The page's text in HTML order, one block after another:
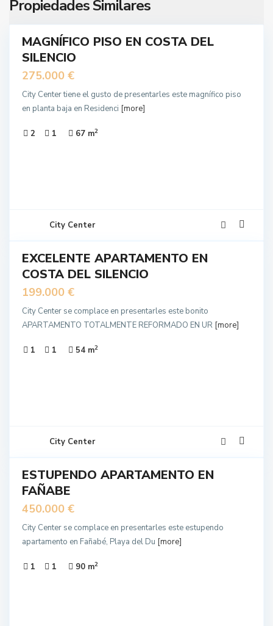
Propiedades Similares
17
MAGNÍFICO PISO EN COSTA DEL
SILENCIO
275.000 €
City Center tiene el gusto de presentarles este magnífico piso
en planta baja en Residenci [more]
2 1 67 m2
City Center
EXCELENTE APARTAMENTO EN
COSTA DEL SILENCIO
199.000 €
City Center se complace en presentarles este bonito
APARTAMENTO TOTALMENTE REFORMADO EN UR [more]
1 1 54 m2
City Center
ESTUPENDO APARTAMENTO EN
FAÑABE
450.000 €
City Center se complace en presentarles este estupendo
apartamento en Fañabé, Playa del Du [more]
1 1 90 m2